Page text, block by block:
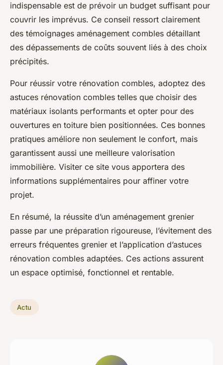
indispensable est de prévoir un budget suffisant pour
couvrir les imprévus. Ce conseil ressort clairement
des témoignages aménagement combles détaillant
des dépassements de coûts souvent liés à des choix
précipités.
Pour réussir votre rénovation combles, adoptez des
astuces rénovation combles telles que choisir des
matériaux isolants performants et opter pour des
ouvertures en toiture bien positionnées. Ces bonnes
pratiques améliore non seulement le confort, mais
garantissent aussi une meilleure valorisation
immobilière. Visiter ce site vous apportera des
informations supplémentaires pour affiner votre
projet.
En résumé, la réussite d’un aménagement grenier
passe par une préparation rigoureuse, l’évitement des
erreurs fréquentes grenier et l’application d’astuces
rénovation combles adaptées. Ces actions assurent
un espace optimisé, fonctionnel et rentable.
Actu